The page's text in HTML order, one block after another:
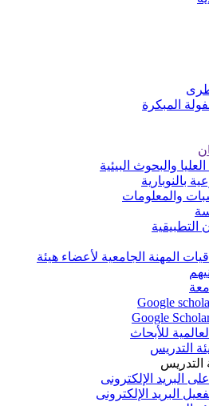
المبكرة
والبحوث البيئية
بالنوبارية
والمعلومات
التطبيقية
المهنة الجامعية لأعضاء هيئة
للأبحاث
التدريس
التدريس
البريد الإلكترونى
البريد الإلكترونى